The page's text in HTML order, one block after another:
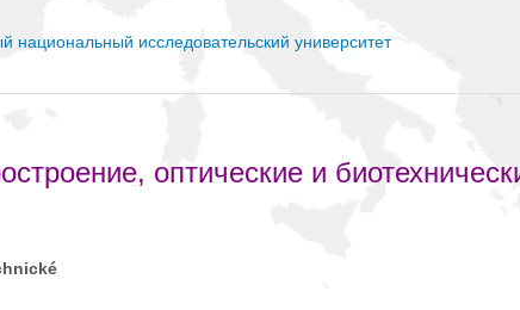
национальный исследовательский университет
оптические и